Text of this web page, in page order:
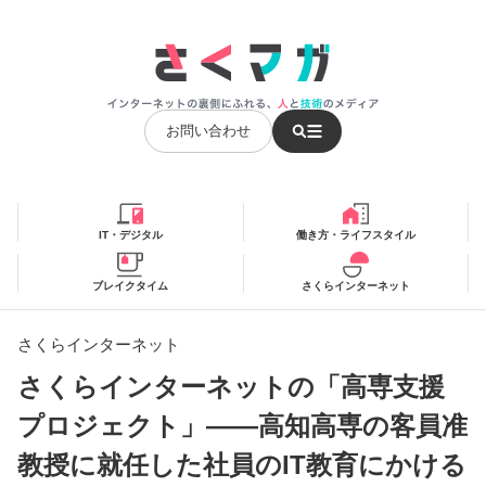
お問い合わせ
IT・デジタル 働き方・ライフスタイル
ブレイクタイム さくらインターネット
さくらインターネット
さくらインターネットの「高専支援
プロジェクト」――高知高専の客員准
教授に就任した社員のIT教育にかける